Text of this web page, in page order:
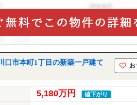
口市本町1丁目の新築一戸建て
5,180万円 値下がり